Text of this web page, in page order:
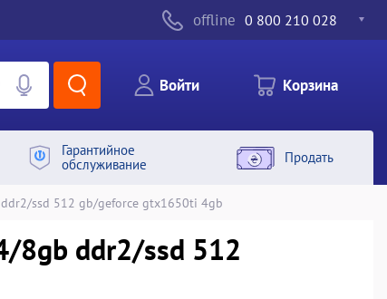
offline 0 800 210 028
Войти Корзина
Гарантийное
обслуживание
Продать
ssd 512 gb/geforce gtx1650ti 4gb
8gb ddr2/ssd 512